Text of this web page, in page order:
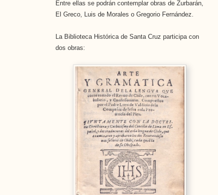
Entre ellas se podrán contemplar obras de Zurbarán,
El Greco, Luis de Morales o Gregorio Fernández.
La Biblioteca Histórica de Santa Cruz participa con
dos obras: